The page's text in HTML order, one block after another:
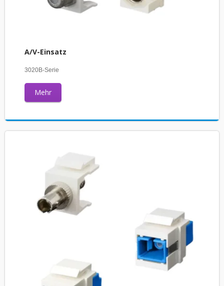
A/V-Einsatz
3020B-Serie
Mehr